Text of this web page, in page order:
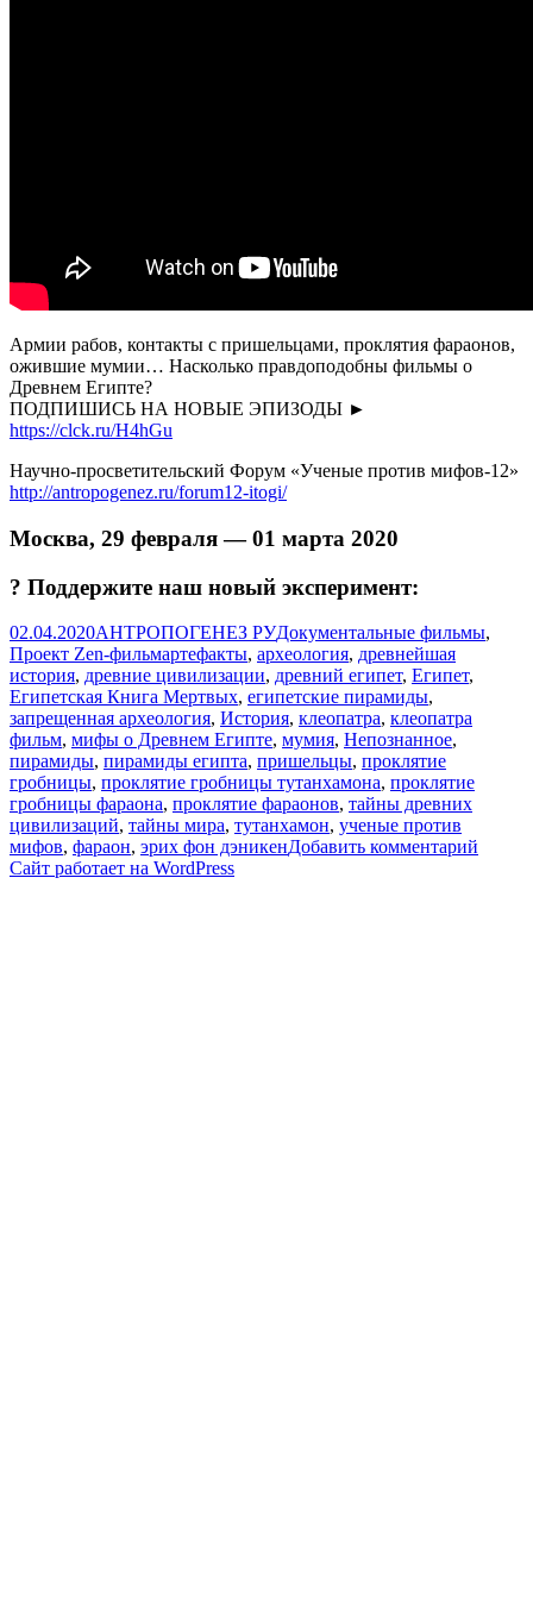
Армии рабов, контакты с пришельцами, проклятия фараонов,
ожившие мумии… Насколько правдоподобны фильмы о
Древнем Египте?
ПОДПИШИСЬ НА НОВЫЕ ЭПИЗОДЫ ►
https://clck.ru/H4hGu
Научно-просветительский Форум «Ученые против мифов-12»
http://antropogenez.ru/forum12-itogi/
Москва, 29 февраля — 01 марта 2020
? Поддержите наш новый эксперимент:
Опубликовано
02.04.2020Автор
АНТРОПОГЕНЕЗ РУРубрики
Документальные фильмы,
Проект Zen-фильмМетки
артефакты, археология, древнейшая
история, древние цивилизации, древний египет, Египет,
Египетская Книга Мертвых, египетские пирамиды,
запрещенная археология, История, клеопатра, клеопатра
фильм, мифы о Древнем Египте, мумия, Непознанное,
пирамиды, пирамиды египта, пришельцы, проклятие
гробницы, проклятие гробницы тутанхамона, проклятие
гробницы фараона, проклятие фараонов, тайны древних
цивилизаций, тайны мира, тутанхамон, ученые против
мифов, фараон, эрих фон дэникенДобавить комментарий
Сайт работает на WordPress